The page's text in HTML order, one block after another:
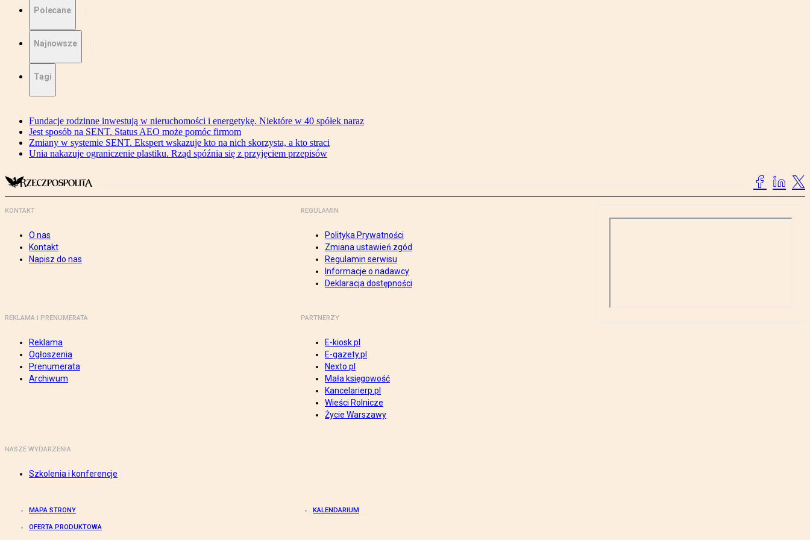
Polecane
Najnowsze
Tagi
Fundacje rodzinne inwestują w nieruchomości i energetykę. Niektóre w 40 spółek naraz
Jest sposób na SENT. Status AEO może pomóc firmom
Zmiany w systemie SENT. Ekspert wskazuje kto na nich skorzysta, a kto straci
Unia nakazuje ograniczenie plastiku. Rząd spóźnia się z przyjęciem przepisów
KONTAKT
O nas
Kontakt
Napisz do nas
REGULAMIN
Polityka Prywatności
Zmiana ustawień zgód
Regulamin serwisu
Informacje o nadawcy
Deklaracja dostępności
REKLAMA I PRENUMERATA
Reklama
Ogłoszenia
Prenumerata
Archiwum
PARTNERZY
E-kiosk.pl
E-gazety.pl
Nexto.pl
Mała księgowość
Kancelarierp.pl
Wieści Rolnicze
Życie Warszawy
NASZE WYDARZENIA
Szkolenia i konferencje
MAPA STRONY KALENDARIUM
OFERTA PRODUKTOWA